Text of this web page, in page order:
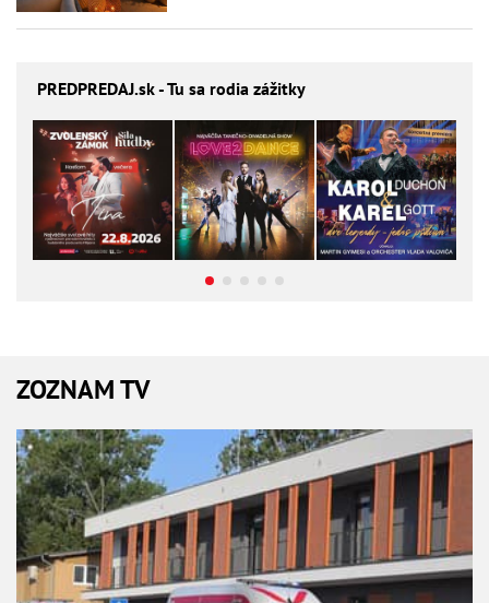
PREDPREDAJ.sk - Tu sa rodia zážitky
ZOZNAM TV